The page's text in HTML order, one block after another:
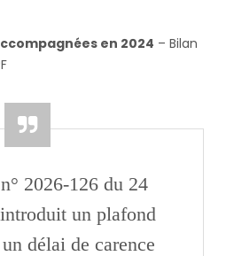
en 2024 – Bilan
2026-126 du 24
un plafond
délai de carence